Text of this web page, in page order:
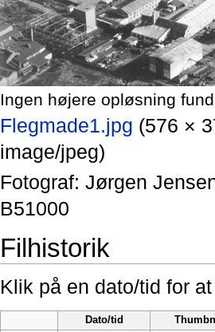
Ingen højere opløsning
Flegmade1.jpg (576 ×
image/jpeg)
Fotograf: Jørgen
B51000
Filhistorik
Klik på en dato/tid for
Dato/tid